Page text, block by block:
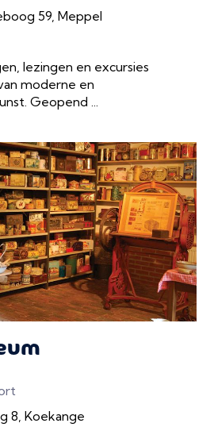
59, Meppel
lezingen en excursies
moderne en
Geopend ...
8, Koekange